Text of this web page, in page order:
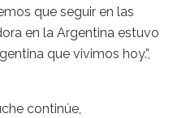
que seguir en las
en la Argentina estuvo
que vivimos hoy.”,
continúe,